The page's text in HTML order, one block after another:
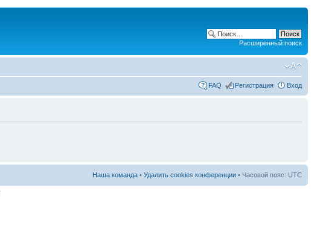
Расширенный поиск
FAQ Регистрация Вход
Наша команда • Удалить cookies конференции • Часовой пояс: UTC